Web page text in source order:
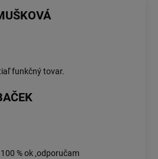
funkčný tovar.
% ok ,odporučam